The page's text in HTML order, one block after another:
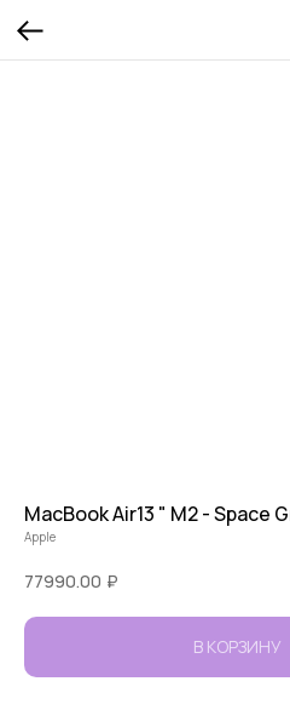
MacBook Air13 " M2 - Space
Apple
77990.00 ₽
В КОРЗИНУ